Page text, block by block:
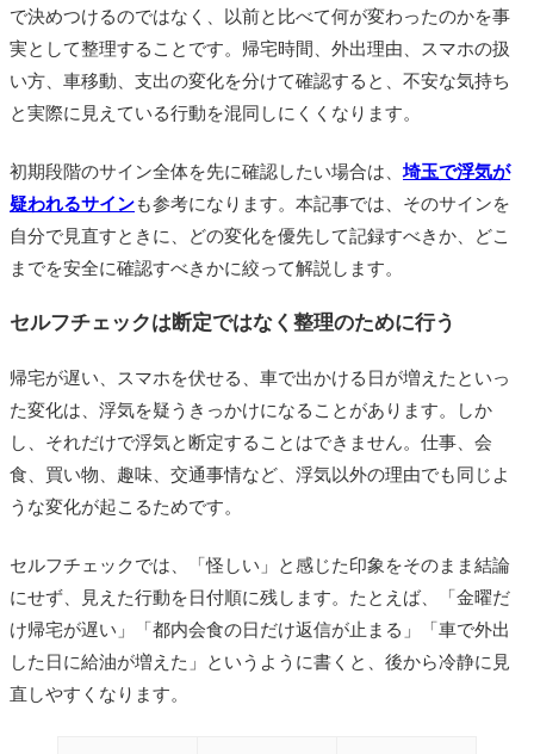
で決めつけるのではなく、以前と比べて何が変わったのかを事
実として整理することです。帰宅時間、外出理由、スマホの扱
い方、車移動、支出の変化を分けて確認すると、不安な気持ち
と実際に見えている行動を混同しにくくなります。
初期段階のサイン全体を先に確認したい場合は、埼玉で浮気が
疑われるサインも参考になります。本記事では、そのサインを
自分で見直すときに、どの変化を優先して記録すべきか、どこ
までを安全に確認すべきかに絞って解説します。
セルフチェックは断定ではなく整理のために行う
帰宅が遅い、スマホを伏せる、車で出かける日が増えたといっ
た変化は、浮気を疑うきっかけになることがあります。しか
し、それだけで浮気と断定することはできません。仕事、会
食、買い物、趣味、交通事情など、浮気以外の理由でも同じよ
うな変化が起こるためです。
セルフチェックでは、「怪しい」と感じた印象をそのまま結論
にせず、見えた行動を日付順に残します。たとえば、「金曜だ
け帰宅が遅い」「都内会食の日だけ返信が止まる」「車で外出
した日に給油が増えた」というように書くと、後から冷静に見
直しやすくなります。